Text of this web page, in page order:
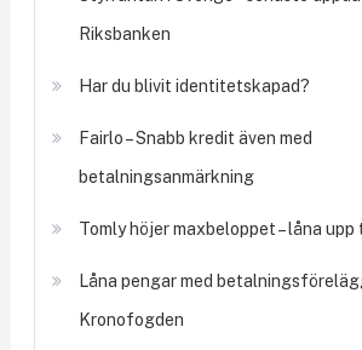
Riksbanken
Har du blivit identitetskapad?
Fairlo – Snabb kredit även med
betalningsanmärkning
Tomly höjer maxbeloppet – låna
Låna pengar med
Kronofogden